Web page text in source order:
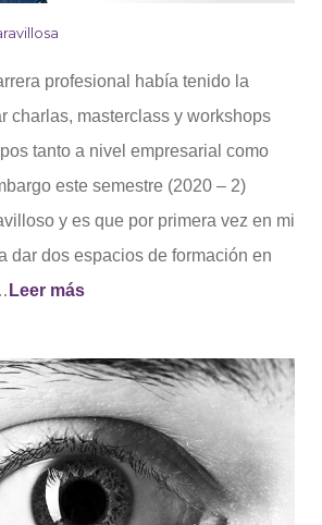
profesional había tenido la
charlas, masterclass y workshops
tanto a nivel empresarial como
este semestre (2020 – 2)
y es que por primera vez en mi
dar dos espacios de formación en
Leer más